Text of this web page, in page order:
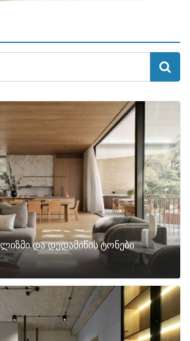
და დედამიწის ტონები